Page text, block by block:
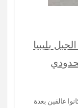
بليبيا